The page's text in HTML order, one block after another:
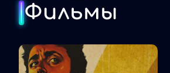
Фильмы